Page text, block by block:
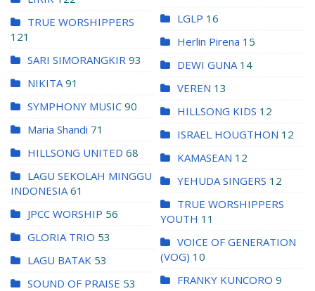
TRUE WORSHIPPERS
121
SARI SIMORANGKIR 93
NIKITA 91
SYMPHONY MUSIC 90
Maria Shandi 71
HILLSONG UNITED 68
LAGU SEKOLAH MINGGU
INDONESIA 61
JPCC WORSHIP 56
GLORIA TRIO 53
LAGU BATAK 53
SOUND OF PRAISE 53
LGLP 16
Herlin Pirena 15
DEWI GUNA 14
VEREN 13
HILLSONG KIDS 12
ISRAEL HOUGTHON 12
KAMASEAN 12
YEHUDA SINGERS 12
TRUE WORSHIPPERS
YOUTH 11
VOICE OF GENERATION
(VOG) 10
FRANKY KUNCORO 9